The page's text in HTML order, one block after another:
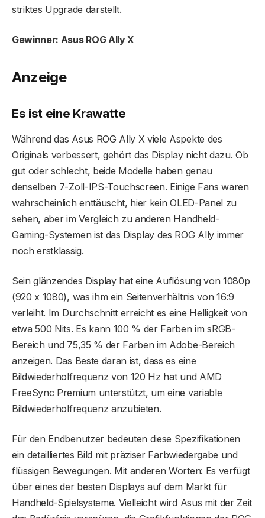
striktes Upgrade darstellt.
Gewinner: Asus ROG Ally X
Anzeige
Es ist eine Krawatte
Während das Asus ROG Ally X viele Aspekte des
Originals verbessert, gehört das Display nicht dazu. Ob
gut oder schlecht, beide Modelle haben genau
denselben 7-Zoll-IPS-Touchscreen. Einige Fans waren
wahrscheinlich enttäuscht, hier kein OLED-Panel zu
sehen, aber im Vergleich zu anderen Handheld-
Gaming-Systemen ist das Display des ROG Ally immer
noch erstklassig.
Sein glänzendes Display hat eine Auflösung von 1080p
(920 x 1080), was ihm ein Seitenverhältnis von 16:9
verleiht. Im Durchschnitt erreicht es eine Helligkeit von
etwa 500 Nits. Es kann 100 % der Farben im sRGB-
Bereich und 75,35 % der Farben im Adobe-Bereich
anzeigen. Das Beste daran ist, dass es eine
Bildwiederholfrequenz von 120 Hz hat und AMD
FreeSync Premium unterstützt, um eine variable
Bildwiederholfrequenz anzubieten.
Für den Endbenutzer bedeuten diese Spezifikationen
ein detailliertes Bild mit präziser Farbwiedergabe und
flüssigen Bewegungen. Mit anderen Worten: Es verfügt
über eines der besten Displays auf dem Markt für
Handheld-Spielsysteme. Vielleicht wird Asus mit der Zeit